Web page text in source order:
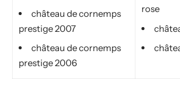
château de cornemps
prestige 2007
château de cornemps
prestige 2006
rose